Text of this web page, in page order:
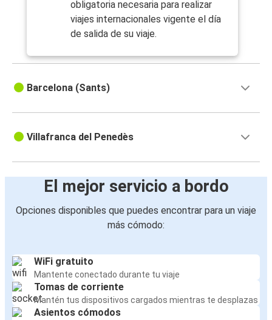
obligatoria necesaria para realizar
viajes internacionales vigente el día
de salida de su viaje.
Barcelona (Sants)
Villafranca del Penedès
El mejor servicio a bordo
Opciones disponibles que puedes encontrar para un viaje
más cómodo:
WiFi gratuito
Mantente conectado durante tu viaje
Tomas de corriente
Mantén tus dispositivos cargados mientras te desplazas
Asientos cómodos